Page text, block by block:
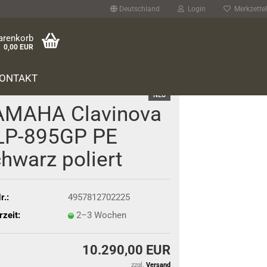
Deutschland Login Merkzettel
0,00 EUR
NEU
Cla­vi­no­va
​895GP PE
po­liert
4957812702225
2–3 Wochen
10.290,00 EUR
zzgl. Versand